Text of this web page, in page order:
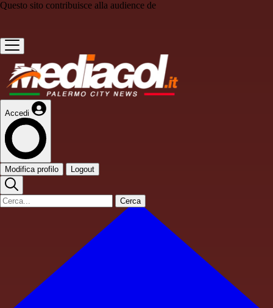
Questo sito contribuisce alla audience de
Accedi
Modifica profilo Logout
Cerca